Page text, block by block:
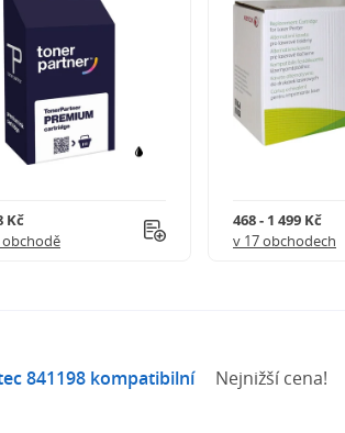
Kč
obchodě
468 - 1 499 Kč
v 17 obchodech
841198 kompatibilní Nejnižší cena!